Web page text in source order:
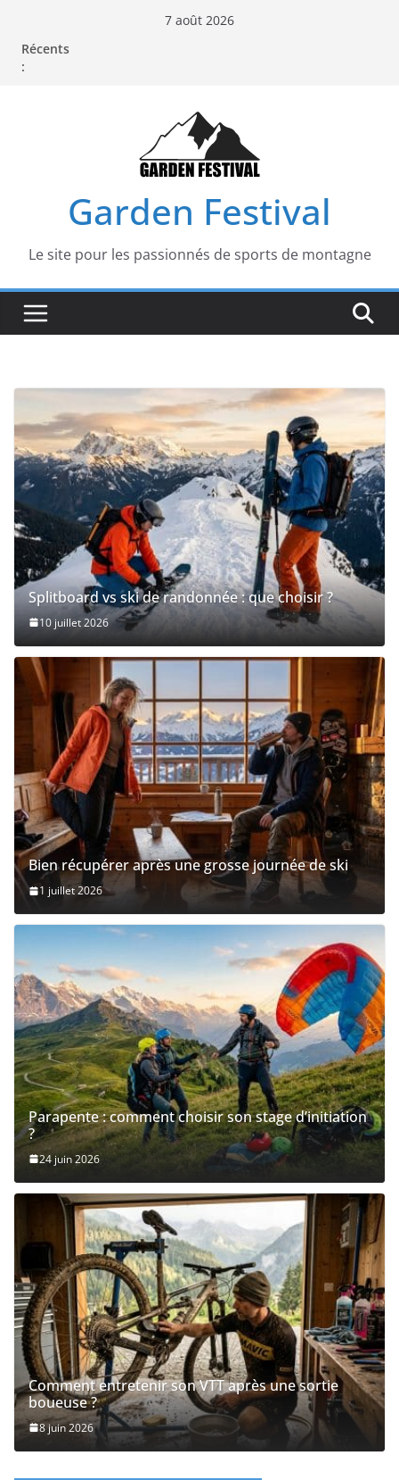
contenu
7 août 2026
Récents
:
Garden Festival
Le site pour les passionnés de sports de montagne
Splitboard vs ski de randonnée : que choisir ?
10 juillet 2026
Bien récupérer après une grosse journée de ski
1 juillet 2026
Parapente : comment choisir son stage d’initiation
?
24 juin 2026
Comment entretenir son VTT après une sortie
boueuse ?
8 juin 2026